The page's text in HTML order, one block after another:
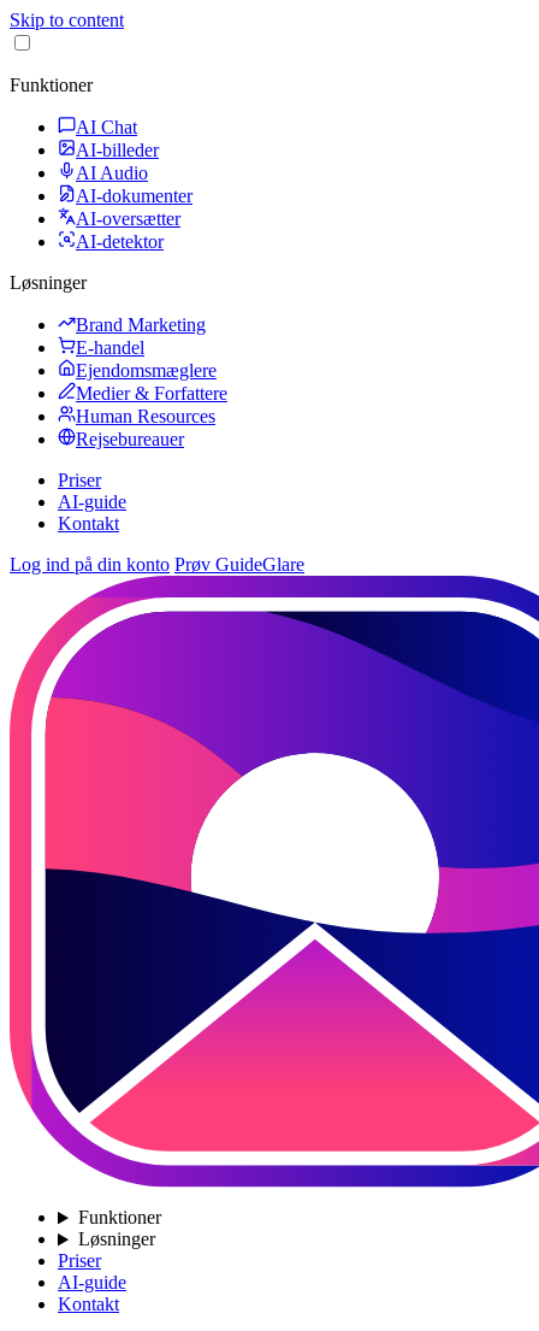
Skip to content
Funktioner
AI Chat
AI-billeder
AI Audio
AI-dokumenter
AI-oversætter
AI-detektor
Løsninger
Brand Marketing
E-handel
Ejendomsmæglere
Medier & Forfattere
Human Resources
Rejsebureauer
Priser
AI-guide
Kontakt
Log ind på din konto Prøv GuideGlare
Funktioner
Løsninger
Priser
AI-guide
Kontakt